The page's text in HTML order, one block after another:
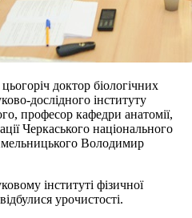
доктор біологічних
дослідного інституту
професор кафедри анатомії,
Черкаського національного
Володимир
інституті фізичної
урочистості.